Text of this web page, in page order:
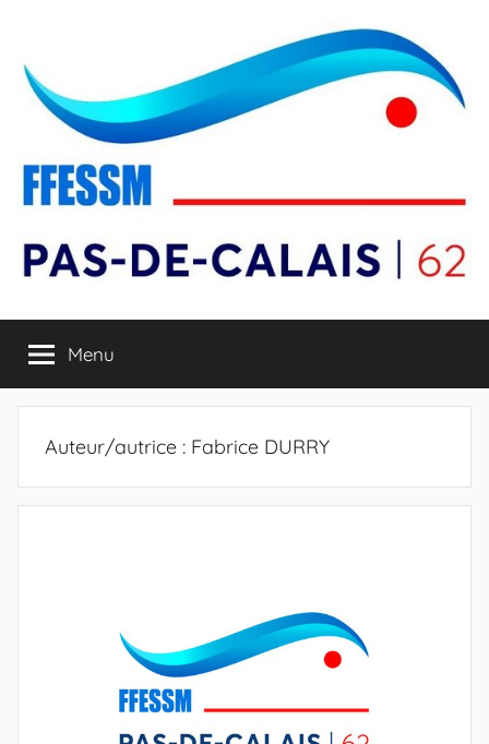
contenu
Comité
Départemental
FFESSM
du
Calais
Menu
Auteur/autrice : Fabrice DURRY